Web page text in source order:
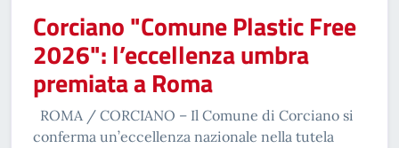
Corciano "Comune Plastic Free
2026": l’eccellenza umbra
premiata a Roma
ROMA / CORCIANO – Il Comune di Corciano si
conferma un’eccellenza nazionale nella tutela